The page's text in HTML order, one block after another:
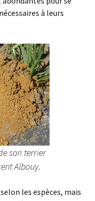
à leurs
son terrier
Albouy.
les espèces, mais